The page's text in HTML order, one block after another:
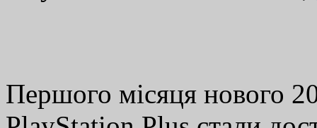
Першого місяця нового